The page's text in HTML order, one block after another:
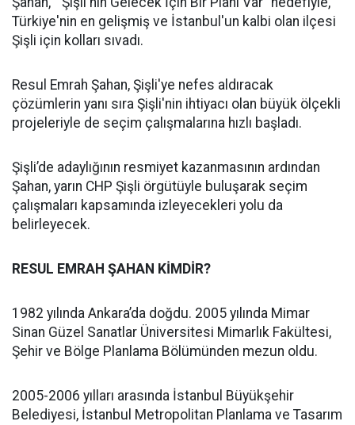
Türkiye'nin en gelişmiş ve İstanbul'un kalbi olan ilçesi
Şişli için kolları sıvadı.
Resul Emrah Şahan, Şişli'ye nefes aldıracak
çözümlerin yanı sıra Şişli'nin ihtiyacı olan büyük ölçekli
projeleriyle de seçim çalışmalarına hızlı başladı.
Şişli’de adaylığının resmiyet kazanmasının ardından
Şahan, yarın CHP Şişli örgütüyle buluşarak seçim
çalışmaları kapsamında izleyecekleri yolu da
belirleyecek.
RESUL EMRAH ŞAHAN KİMDİR?
1982 yılında Ankara’da doğdu. 2005 yılında Mimar
Sinan Güzel Sanatlar Üniversitesi Mimarlık Fakültesi,
Şehir ve Bölge Planlama Bölümünden mezun oldu.
2005-2006 yılları arasında İstanbul Büyükşehir
Belediyesi, İstanbul Metropolitan Planlama ve Tasarım